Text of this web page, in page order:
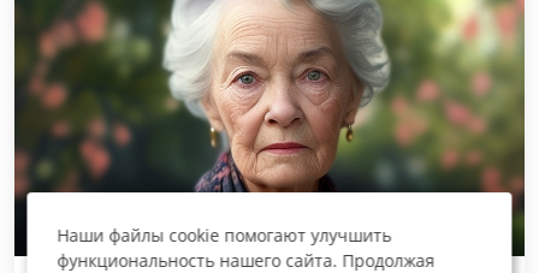
Наши файлы cookie помогают улучшить
функциональность нашего сайта. Продолжая